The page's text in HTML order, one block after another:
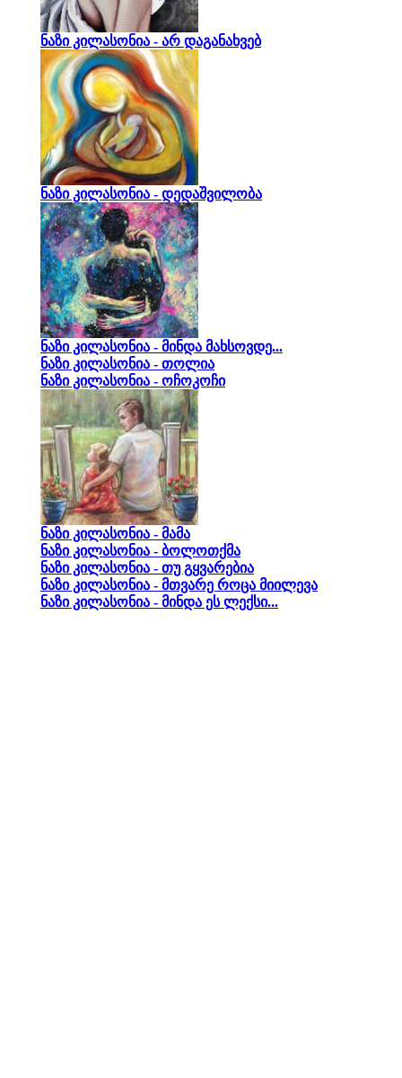
ნაზი კილასონია - არ დაგანახვებ
ნაზი კილასონია - დედაშვილობა
ნაზი კილასონია - მინდა მახსოვდე...
ნაზი კილასონია - თოლია
ნაზი კილასონია - ოჩოკოჩი
ნაზი კილასონია - მამა
ნაზი კილასონია - ბოლოთქმა
ნაზი კილასონია - თუ გყვარებია
ნაზი კილასონია - მთვარე როცა მიილევა
ნაზი კილასონია - მინდა ეს ლექსი...